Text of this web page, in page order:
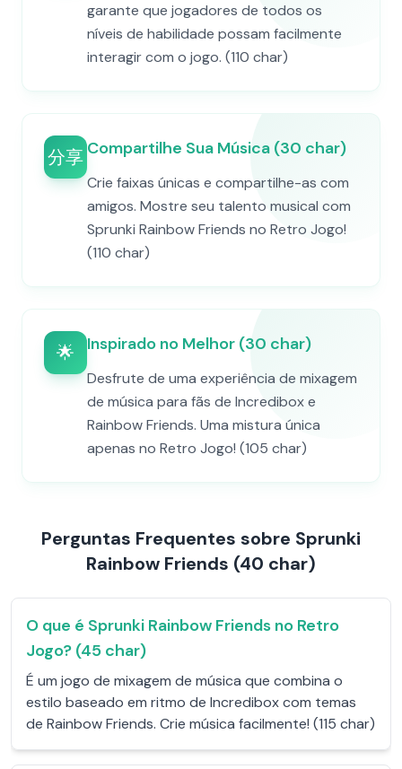
garante que jogadores de todos os
níveis de habilidade possam facilmente
interagir com o jogo. (110 char)
分享 Compartilhe Sua Música (30 char)
Crie faixas únicas e compartilhe-as com
amigos. Mostre seu talento musical com
Sprunki Rainbow Friends no Retro Jogo!
(110 char)
🌟 Inspirado no Melhor (30 char)
Desfrute de uma experiência de mixagem
de música para fãs de Incredibox e
Rainbow Friends. Uma mistura única
apenas no Retro Jogo! (105 char)
Perguntas Frequentes sobre Sprunki
Rainbow Friends (40 char)
O que é Sprunki Rainbow Friends no Retro
Jogo? (45 char)
É um jogo de mixagem de música que combina o
estilo baseado em ritmo de Incredibox com temas
de Rainbow Friends. Crie música facilmente! (115 char)